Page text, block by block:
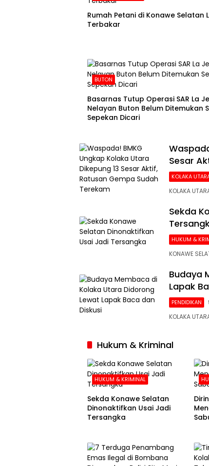
Rumah Petani di Konawe Selatan
Terbakar
BUTON
Basarnas Tutup Operasi SAR La
Nelayan Buton Belum Ditemukan
Sepekan Dicari
Sesar
KOLAKA
KOLAKA
Sekda
HUKUM &
KONAWE
Budaya
Lapak
PENDIDIKAN
KOLAKA
Hukum & Kriminal
HUKUM & KRIMINAL
Sekda Konawe Selatan
Dinonaktifkan Usai Jadi
Tersangka